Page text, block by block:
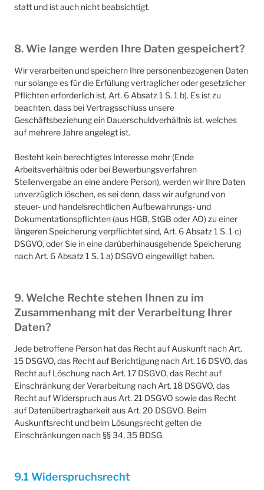
statt und ist auch nicht beabsichtigt.
8. Wie lange werden Ihre Daten gespeichert?
Wir verarbeiten und speichern Ihre personenbezogenen Daten
nur solange es für die Erfüllung vertraglicher oder gesetzlicher
Pflichten erforderlich ist, Art. 6 Absatz 1 S. 1 b). Es ist zu
beachten, dass bei Vertragsschluss unsere
Geschäftsbeziehung ein Dauerschuldverhältnis ist, welches
auf mehrere Jahre angelegt ist.
Besteht kein berechtigtes Interesse mehr (Ende
Arbeitsverhältnis oder bei Bewerbungsverfahren
Stellenvergabe an eine andere Person), werden wir Ihre Daten
unverzüglich löschen, es sei denn, dass wir aufgrund von
steuer- und handelsrechtlichen Aufbewahrungs- und
Dokumentationspflichten (aus HGB, StGB oder AO) zu einer
längeren Speicherung verpflichtet sind, Art. 6 Absatz 1 S. 1 c)
DSGVO, oder Sie in eine darüberhinausgehende Speicherung
nach Art. 6 Absatz 1 S. 1 a) DSGVO eingewilligt haben.
9. Welche Rechte stehen Ihnen zu im
Zusammenhang mit der Verarbeitung Ihrer
Daten?
Jede betroffene Person hat das Recht auf Auskunft nach Art.
15 DSGVO, das Recht auf Berichtigung nach Art. 16 DSVO, das
Recht auf Löschung nach Art. 17 DSGVO, das Recht auf
Einschränkung der Verarbeitung nach Art. 18 DSGVO, das
Recht auf Widerspruch aus Art. 21 DSGVO sowie das Recht
auf Datenübertragbarkeit aus Art. 20 DSGVO. Beim
Auskunftsrecht und beim Lösungsrecht gelten die
Einschränkungen nach §§ 34, 35 BDSG.
9.1 Widerspruchsrecht